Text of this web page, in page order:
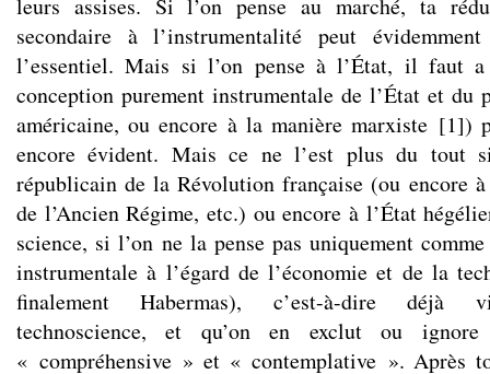
leurs assises. Si l’on pense au marché, ta
secondaire à l’instrumentalité peut
l’essentiel. Mais si l’on pense à l’État, il faut
conception purement instrumentale de l’État et du
américaine, ou encore à la manière marxiste [1])
encore évident. Mais ce ne l’est plus du tout
républicain de la Révolution française (ou encore
de l’Ancien Régime, etc.) ou encore à l’État
science, si l’on ne la pense pas uniquement
instrumentale à l’égard de l’économie et de la
finalement Habermas), c’est-à-dire déjà
technoscience, et qu’on en exclut ou
« compréhensive » et « contemplative ». Après